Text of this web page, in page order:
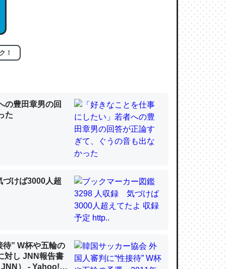
説100ページ分くらい。小説でいう「ずっと前
いうには多い分量。進化すればするほど分かり
った。調べたらコオロギのカルシウム分はエビ
虫はなぜ海にいないのか」に関する新仮説
してて両方に不利だから両方が拮抗してるので
ブトガニ・ウミグモ）はカルシウムを使わずキ
！
の豊田章男の回
た
けば3000人超
” W杯や五輪の
対し JNN報告書
） - Yahoo!ニ